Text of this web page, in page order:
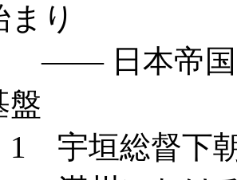
り
帝国にお
盤
総督下朝鮮